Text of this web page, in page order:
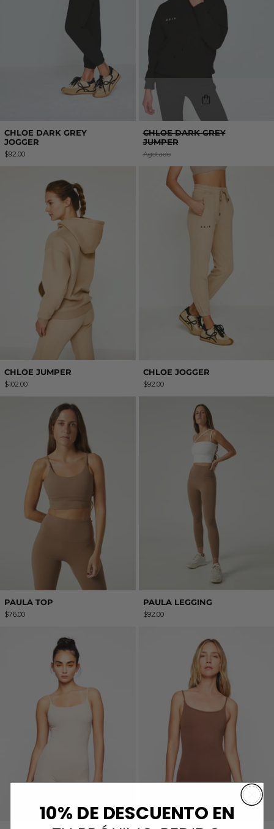
CHLOE DARK GREY
JOGGER
$92.00
CHLOE DARK GREY
JUMPER
Agotado
CHLOE JUMPER
$102.00
CHLOE
CHLOE JOGGER
$92.00
PAULA TOP
PAULA TOP
$76.00
PAULA LEGGING
$92.00
10% DE DESCUENTO EN